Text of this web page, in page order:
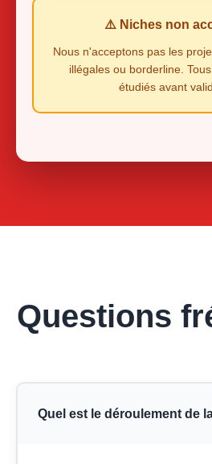
⚠️ Niches non
Nous n'acceptons pas les
illégales ou borderline.
étudiés avant
Questions
Quel est le déroulement de